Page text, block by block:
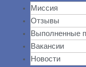
Миссия
Отзывы
Выполненные
Вакансии
Новости